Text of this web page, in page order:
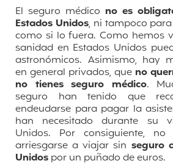
El seguro médico no es
Estados Unidos, ni tampoco
como si lo fuera. Como hemos
sanidad en Estados Unidos
astronómicos. Asimismo, hay
en general privados, que no
no tienes seguro médico.
seguro han tenido que
endeudarse para pagar la
han necesitado durante su
Unidos. Por consiguiente,
arriesgarse a viajar sin seguro
Unidos por un puñado de euros.